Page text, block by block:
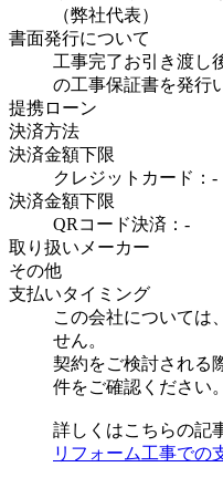
（弊社代表）
書面発行について
工事完了お引き渡し
の工事保証書を発行
提携ローン
決済方法
決済金額下限
クレジットカード：-
決済金額下限
QRコード決済：-
取り扱いメーカー
その他
支払いタイミング
この会社については
せん。
契約をご検討される
件をご確認ください。
詳しくはこちらの記
リフォーム工事での